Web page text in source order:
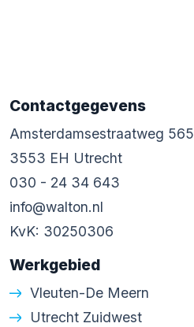
Contactgegevens
Amsterdamsestraatweg 565
3553 EH Utrecht
030 - 24 34 643
info@walton.nl
KvK: 30250306
Werkgebied
Vleuten-De Meern
Utrecht Zuidwest